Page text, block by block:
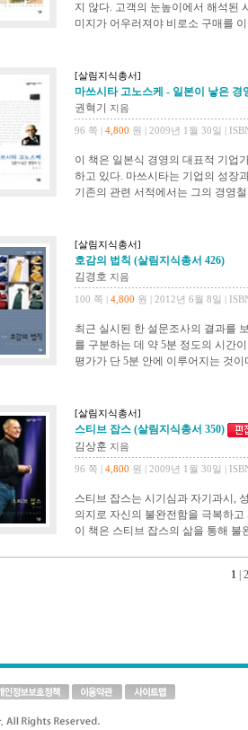
지 않다. 고객의 눈높이에서 해석된
미지가 어우러져야 비로소 구매를
[살림지식총서]
마쓰시타 고노스케 - 일본이 낳은 경
권혁기
지음
96 쪽 | 4,800 원 | 2009년 1월 30일 |
이 책은 일본식 경영의 대표적 기업
하고 있다. 마쓰시타는 기업의 성장
기존의 관련 서적에서는 그의 경영
[살림지식총서]
호감의 법칙 (살림지식총서 426)
김경호 지음
100 쪽 | 4,800 원 | 2012년 6월 8일 |
최근 실시된 한 설문조사의 결과를
를 구분하는 데 약 5분 정도의 시간
평가가 단 5분 안에 이루어지는 것
[살림지식총서]
스티브 잡스 (살림지식총서 350)
김상훈 지음
96 쪽 | 4,800 원 | 2009년 1월 30일 |
스티브 잡스는 시기심과 자기과시,
의지로 자신의 불완전함을 극복하
이 책은 스티브 잡스의 삶을 통해 불
1 2